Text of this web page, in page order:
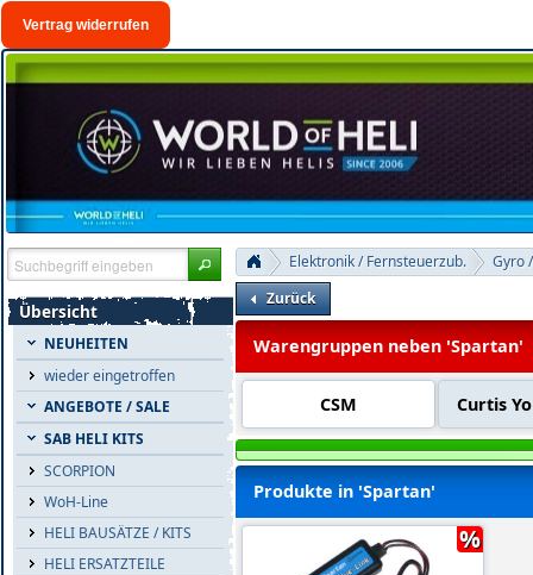
Vertrag widerrufen
Übersicht
NEUHEITEN
wieder eingetroffen
ANGEBOTE / SALE
SAB HELI KITS
SCORPION
WoH-Line
HELI BAUSÄTZE / KITS
HELI ERSATZTEILE
Elektronik / Fernsteuerzub.
Gyro
Zurück
Warengruppen neben 'Spartan'
CSM Curtis
Produkte in 'Spartan'
%